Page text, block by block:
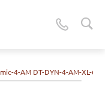
4-AM DT-DYN-4-AM-XL-690